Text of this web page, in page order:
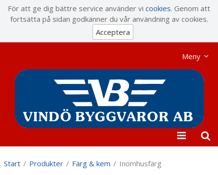
För att ge dig bättre service använder vi cookies. Genom att
fortsätta på sidan godkänner du vår användning av cookies.
Acceptera
Meny
Start / Produkter / Färg & kem / Inomhusfärg
Visa varukorgen Till kassan